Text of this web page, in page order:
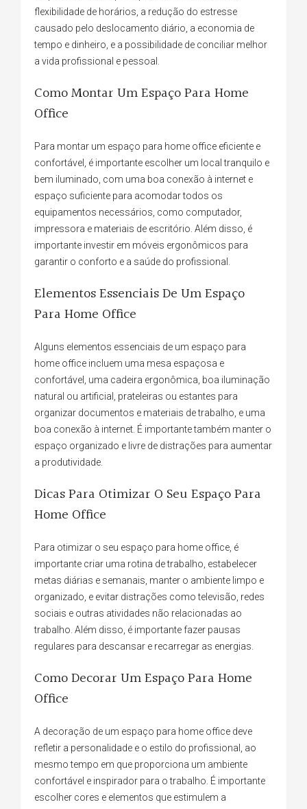
flexibilidade de horários, a redução do estresse
causado pelo deslocamento diário, a economia de
tempo e dinheiro, e a possibilidade de conciliar melhor
a vida profissional e pessoal.
Como Montar Um Espaço Para Home
Office
Para montar um espaço para home office eficiente e
confortável, é importante escolher um local tranquilo e
bem iluminado, com uma boa conexão à internet e
espaço suficiente para acomodar todos os
equipamentos necessários, como computador,
impressora e materiais de escritório. Além disso, é
importante investir em móveis ergonômicos para
garantir o conforto e a saúde do profissional.
Elementos Essenciais De Um Espaço
Para Home Office
Alguns elementos essenciais de um espaço para
home office incluem uma mesa espaçosa e
confortável, uma cadeira ergonômica, boa iluminação
natural ou artificial, prateleiras ou estantes para
organizar documentos e materiais de trabalho, e uma
boa conexão à internet. É importante também manter o
espaço organizado e livre de distrações para aumentar
a produtividade.
Dicas Para Otimizar O Seu Espaço Para
Home Office
Para otimizar o seu espaço para home office, é
importante criar uma rotina de trabalho, estabelecer
metas diárias e semanais, manter o ambiente limpo e
organizado, e evitar distrações como televisão, redes
sociais e outras atividades não relacionadas ao
trabalho. Além disso, é importante fazer pausas
regulares para descansar e recarregar as energias.
Como Decorar Um Espaço Para Home
Office
A decoração de um espaço para home office deve
refletir a personalidade e o estilo do profissional, ao
mesmo tempo em que proporciona um ambiente
confortável e inspirador para o trabalho. É importante
escolher cores e elementos que estimulem a